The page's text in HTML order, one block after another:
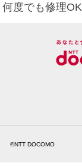
何度でも修理OK
©NTT DOCOMO